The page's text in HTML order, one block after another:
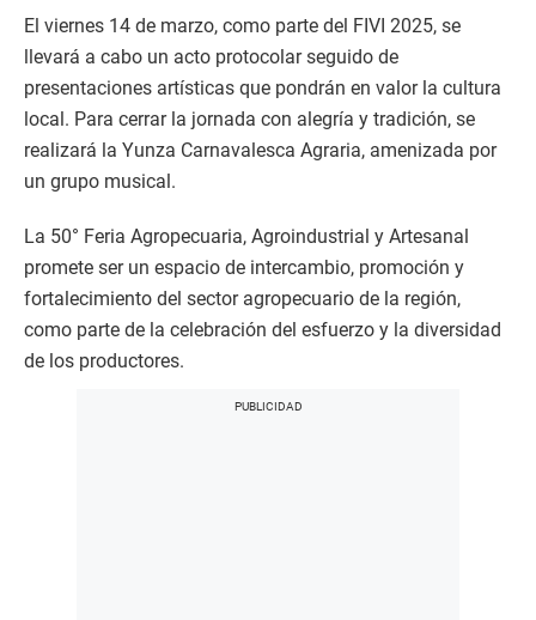
El viernes 14 de marzo, como parte del FIVI 2025, se
llevará a cabo un acto protocolar seguido de
presentaciones artísticas que pondrán en valor la cultura
local. Para cerrar la jornada con alegría y tradición, se
realizará la Yunza Carnavalesca Agraria, amenizada por
un grupo musical.
La 50° Feria Agropecuaria, Agroindustrial y Artesanal
promete ser un espacio de intercambio, promoción y
fortalecimiento del sector agropecuario de la región,
como parte de la celebración del esfuerzo y la diversidad
de los productores.